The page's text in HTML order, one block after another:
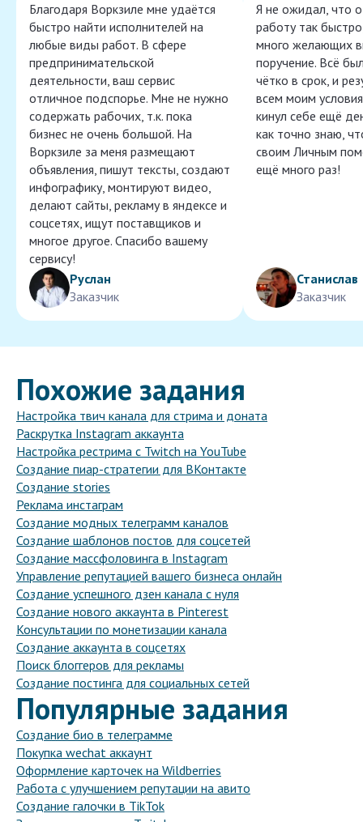
Благодаря Воркзиле мне удаётся
быстро найти исполнителей на
любые виды работ. В сфере
предпринимательской
деятельности, ваш сервис
отличное подспорье. Мне не нужно
содержать рабочих, т.к. пока
бизнес не очень большой. На
Воркзиле за меня размещают
объявления, пишут тексты, создают
инфографику, монтируют видео,
делают сайты, рекламу в яндексе и
соцсетях, ищут поставщиков и
многое другое. Спасибо вашему
сервису!
Руслан
Заказчик
Я не ожидал, что
работу так
много желающих
поручение. Всё
чётко в срок, и
всем моим
кинул себе ещё
как точно знаю,
своим Личным
ещё много раз!
Станислав
Заказчик
Похожие задания
Настройка твич канала для стрима и доната
Раскрутка Instagram аккаунта
Настройка рестрима с Twitch на YouTube
Создание пиар-стратегии для ВКонтакте
Создание stories
Реклама инстаграм
Создание модных телеграмм каналов
Создание шаблонов постов для соцсетей
Создание массфоловинга в Instagram
Управление репутацией вашего бизнеса онлайн
Создание успешного дзен канала с нуля
Создание нового аккаунта в Pinterest
Консультации по монетизации канала
Создание аккаунта в соцсетях
Поиск блоггеров для рекламы
Создание постинга для социальных сетей
Популярные задания
Создание био в телеграмме
Покупка wechat аккаунт
Оформление карточек на Wildberries
Работа с улучшением репутации на авито
Создание галочки в TikTok